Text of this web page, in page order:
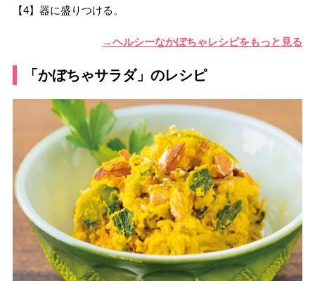
【4】器に盛りつける。
→ヘルシーなかぼちゃレシピをもっと見る
「かぼちゃサラダ」のレシピ